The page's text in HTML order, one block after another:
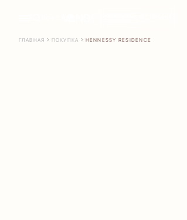
ГЛАВНАЯ ПОКУПКА HENNESSY RESIDENCE